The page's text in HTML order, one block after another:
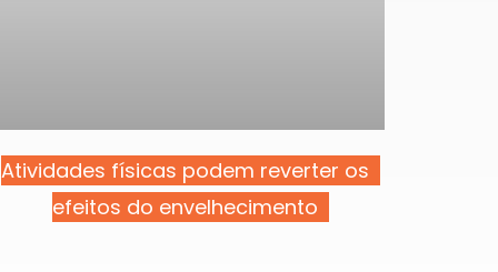
Atividades físicas podem reverter os
efeitos do envelhecimento